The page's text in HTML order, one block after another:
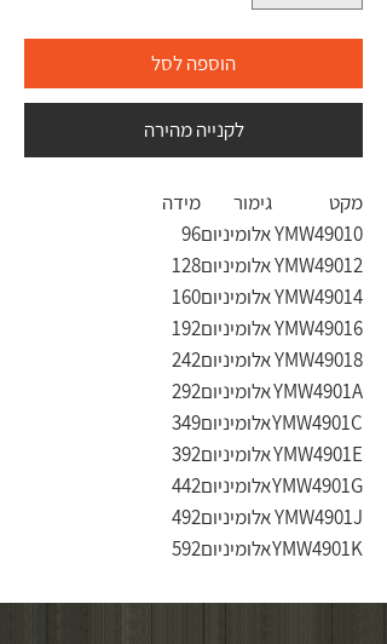
הוספה לסל
לקנייה מהירה
מקט גימור
מידה
YMW49010אלומיניום96
YMW49012אלומיניום128
YMW49014אלומיניום160
YMW49016אלומיניום192
YMW49018אלומיניום242
YMW4901Aאלומיניום292
YMW4901Cאלומיניום349
YMW4901Eאלומיניום392
YMW4901Gאלומיניום442
YMW4901Jאלומיניום492
YMW4901Kאלומיניום592